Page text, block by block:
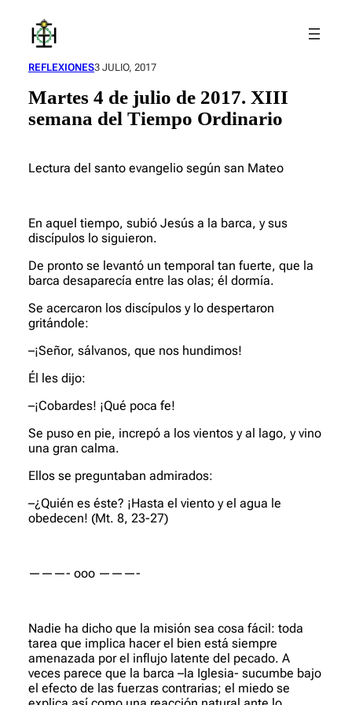
contenido
REFLEXIONES3 JULIO, 2017
Martes 4 de julio de 2017. XIII
semana del Tiempo Ordinario
Lectura del santo evangelio según san Mateo
En aquel tiempo, subió Jesús a la barca, y sus
discípulos lo siguieron.
De pronto se levantó un temporal tan fuerte, que la
barca desaparecía entre las olas; él dormía.
Se acercaron los discípulos y lo despertaron
gritándole:
–¡Señor, sálvanos, que nos hundimos!
Él les dijo:
–¡Cobardes! ¡Qué poca fe!
Se puso en pie, increpó a los vientos y al lago, y vino
una gran calma.
Ellos se preguntaban admirados:
–¿Quién es éste? ¡Hasta el viento y el agua le
obedecen! (Mt. 8, 23-27)
———- ooo ———-
Nadie ha dicho que la misión sea cosa fácil: toda
tarea que implica hacer el bien está siempre
amenazada por el influjo latente del pecado. A
veces parece que la barca –la Iglesia- sucumbe bajo
el efecto de las fuerzas contrarias; el miedo se